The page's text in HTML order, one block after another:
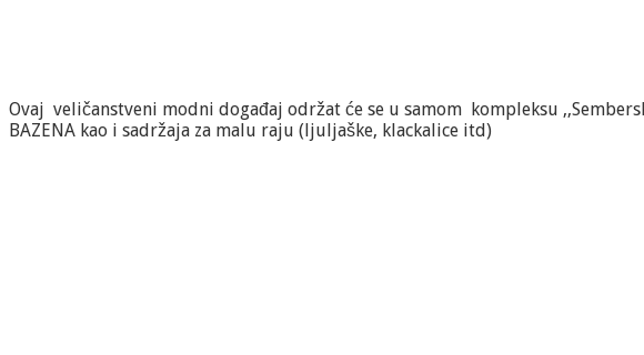
Ovaj veličanstveni modni događaj održat će se u samom kompleksu
BAZENA kao i sadržaja za malu raju (ljuljaške, klackalice itd)